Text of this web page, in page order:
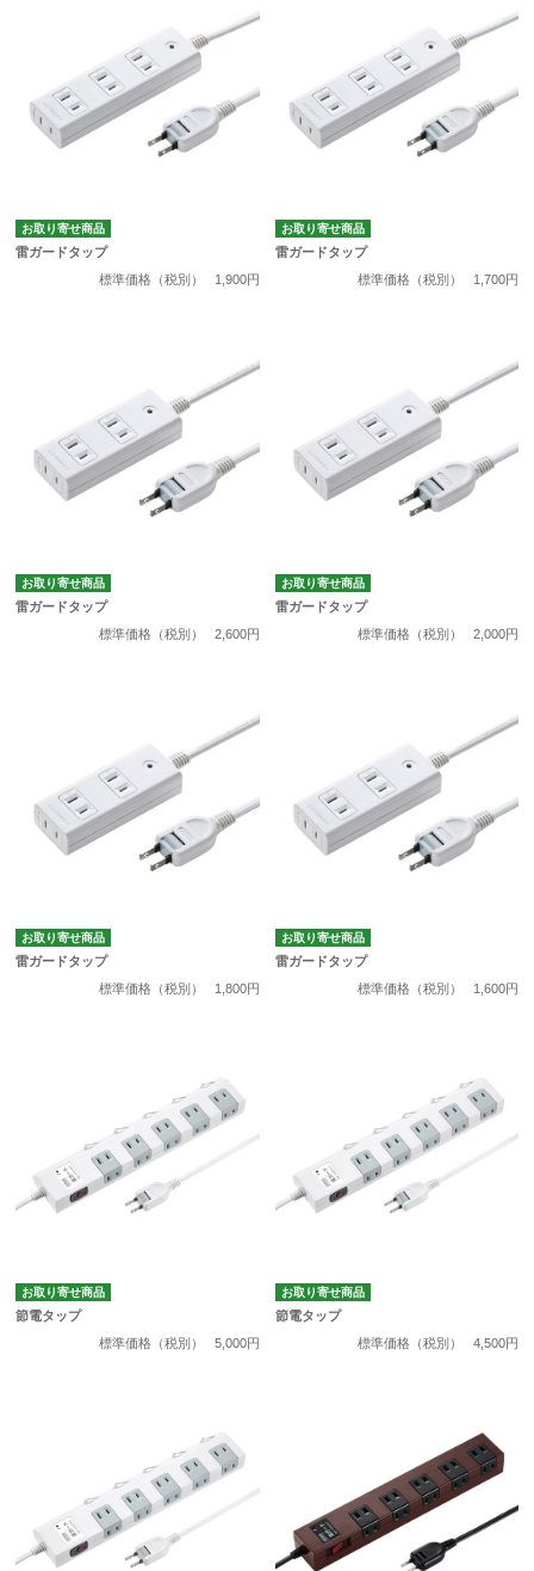
お取り寄せ商品
雷ガードタップ
標準価格（税別）
1,900円
お取り寄せ商品
雷ガードタップ
標準価格（税別）
1,700円
お取り寄せ商品
雷ガードタップ
標準価格（税別）
2,600円
お取り寄せ商品
雷ガードタップ
標準価格（税別）
2,000円
お取り寄せ商品
雷ガードタップ
標準価格（税別）
1,800円
お取り寄せ商品
雷ガードタップ
標準価格（税別）
1,600円
お取り寄せ商品
節電タップ
標準価格（税別）
5,000円
お取り寄せ商品
節電タップ
標準価格（税別）
4,500円